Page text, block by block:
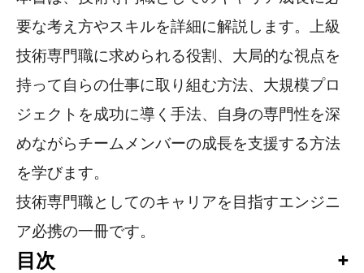
要な考え方やスキルを詳細に解説します。上級
技術専門職に求められる役割、大局的な視点を
持って自らの仕事に取り組む方法、大規模プロ
ジェクトを成功に導く手法、自身の専門性を深
めながらチームメンバーの成長を支援する方法
を学びます。
技術専門職としてのキャリアを目指すエンジニ
ア必携の一冊です。
目次